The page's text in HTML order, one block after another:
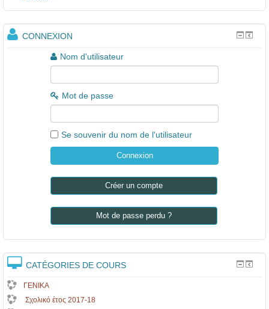
CONNEXION
Nom d'utilisateur
Mot de passe
Se souvenir du nom de l'utilisateur
Créer un compte
Mot de passe perdu ?
CATÉGORIES DE COURS
ΓΕΝΙΚΑ
Σχολικό έτος 2017-18